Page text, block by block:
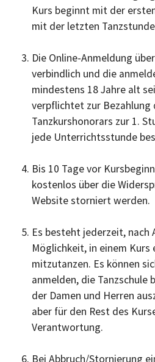
Kurs beginnt mit der
mit der letzten
Die Online-Anmeldung
verbindlich und die
mindestens 18 Jahre alt
verpflichtet zur Bezahlung
Tanzkurshonorars zur 1.
jede Unterrichtsstunde
Bis 10 Tage vor
kostenlos über die
Website storniert werden.
Es besteht jederzeit, nach
Möglichkeit, in einem Kurs
mitzutanzen. Es können
anmelden, die Tanzschule
der Damen und Herren
aber für den Rest des
Verantwortung.
Bei Abbruch/Stornierung